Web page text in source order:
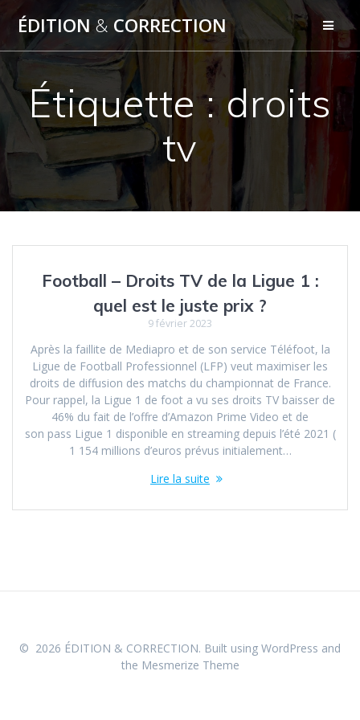
Skip
to
content
ÉDITION & CORRECTION
Étiquette :droits
tv
Football – Droits TV de la Ligue 1 :
quel est le juste prix ?
9 février 2023
Après la faillite de Mediapro et de son service Téléfoot, la
Ligue de Football Professionnel (LFP) veut maximiser les
droits de diffusion des matchs du championnat de France.
Pour rappel, la Ligue 1 de foot a vu ses droits TV baisser de
46% du fait de l’offre d’Amazon Prime Video et de
son pass Ligue 1 disponible en streaming depuis l’été 2021 (
1 154 millions d’euros prévus initialement…
Lire la suite
© 2026 ÉDITION & CORRECTION. Built using WordPress and
the Mesmerize Theme